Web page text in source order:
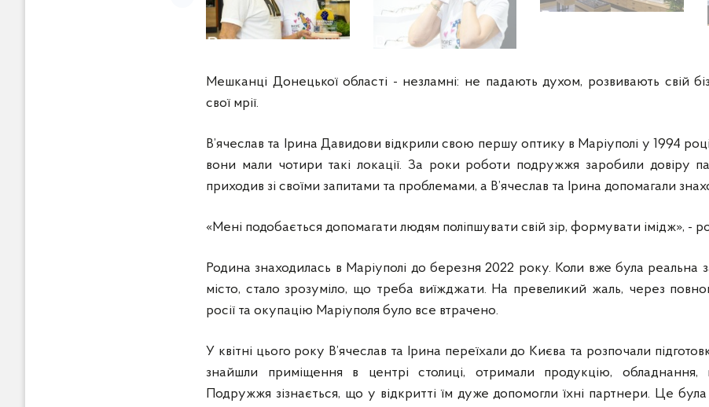
Мешканці Донецької області - незламні: не падають духом, розвивають свій
свої мрії.
В’ячеслав та Ірина Давидови відкрили свою першу оптику в Маріуполі у 1994
вони мали чотири такі локації. За роки роботи подружжя заробили довіру
приходив зі своїми запитами та проблемами, а В’ячеслав та Ірина допомагали
«Мені подобається допомагати людям поліпшувати свій зір, формувати імідж», -
Родина знаходилась в Маріуполі до березня 2022 року. Коли вже була реальна
місто, стало зрозуміло, що треба виїжджати. На превеликий жаль, через
росії та окупацію Маріуполя було все втрачено.
У квітні цього року В’ячеслав та Ірина переїхали до Києва та розпочали
знайшли приміщення в центрі столиці, отримали продукцію, обладнання,
Подружжя зізнається, що у відкритті їм дуже допомогли їхні партнери. Це